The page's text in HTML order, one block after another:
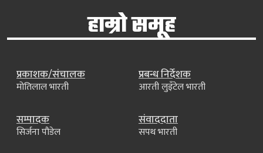
हाम्रो समूह
प्रकाशक/संचालक
मोतिलाल भारती
प्रबन्ध निर्देशक
आरती लुइँटेल भारती
सम्पादक
सिर्जना पौडेल
संवाददाता
सपथ भारती